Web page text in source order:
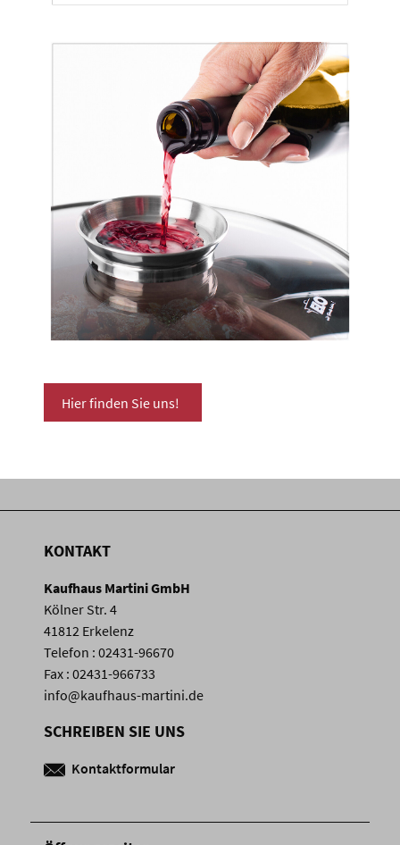
Hier finden Sie uns!
KONTAKT
Kaufhaus Martini GmbH
Kölner Str. 4
41812 Erkelenz
Telefon : 02431-96670
Fax : 02431-966733
info@kaufhaus-martini.de
SCHREIBEN SIE UNS
Kontaktformular